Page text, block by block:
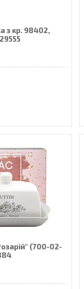
з кр. 98402,
(700-02-